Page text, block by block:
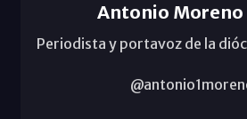
Antonio Moreno
Periodista y portavoz de la